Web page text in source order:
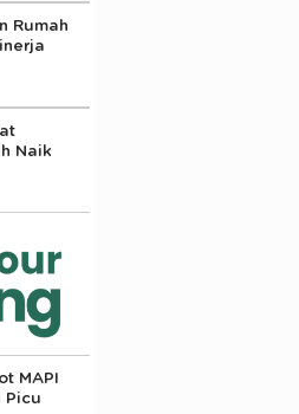
Rumah
Naik
MAPI
Picu